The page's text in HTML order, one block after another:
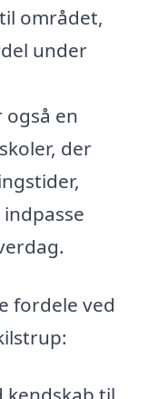
området,
under
en
der
fordele ved